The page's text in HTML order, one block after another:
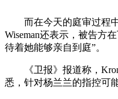
而在今天的庭审过程中
Wiseman还表示，被告方
待着她能够亲自到庭”。
《卫报》报道称，Kron
悉，针对杨兰兰的指控可